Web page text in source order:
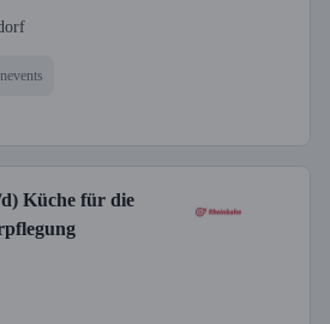
Küche für die